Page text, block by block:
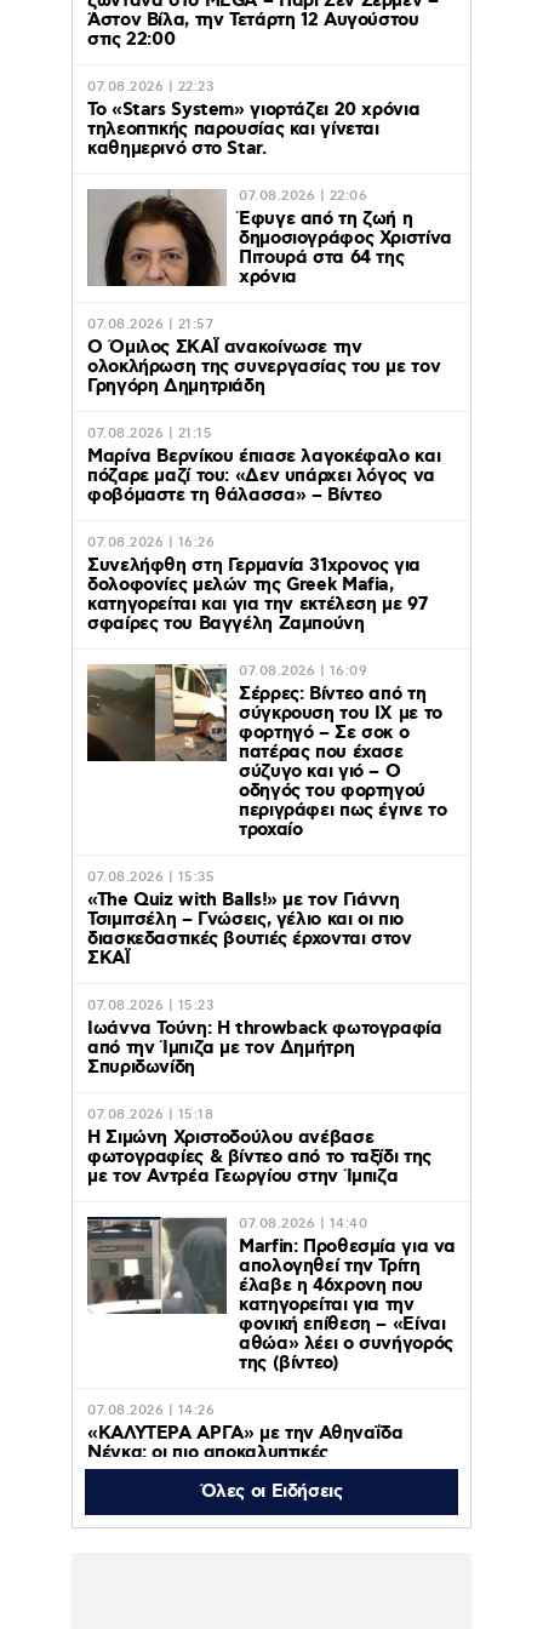
Άστον Βίλα, την Τετάρτη 12 Αυγούστου
στις 22:00
07.08.2026 | 22:23
Το «Stars System» γιορτάζει 20 χρόνια
τηλεοπτικής παρουσίας και γίνεται
καθημερινό στο Star.
07.08.2026 | 22:06
Έφυγε από τη ζωή η
δημοσιογράφος Χριστίνα
Πιτουρά στα 64 της
χρόνια
07.08.2026 | 21:57
Ο Όμιλος ΣΚΑΪ ανακοίνωσε την
ολοκλήρωση της συνεργασίας του με τον
Γρηγόρη Δημητριάδη
07.08.2026 | 21:15
Μαρίνα Βερνίκου έπιασε λαγοκέφαλο και
πόζαρε μαζί του: «Δεν υπάρχει λόγος να
φοβόμαστε τη θάλασσα» – Βίντεο
07.08.2026 | 16:26
Συνελήφθη στη Γερμανία 31χρονος για
δολοφονίες μελών της Greek Mafia,
κατηγορείται και για την εκτέλεση με 97
σφαίρες του Βαγγέλη Ζαμπούνη
07.08.2026 | 16:09
Σέρρες: Βίντεο από τη
σύγκρουση του ΙΧ με το
φορτηγό – Σε σοκ ο
πατέρας που έχασε
σύζυγο και γιό – Ο
οδηγός του φορτηγού
περιγράφει πως έγινε το
τροχαίο
07.08.2026 | 15:35
«The Quiz with Balls!» με τον Γιάννη
Τσιμιτσέλη – Γνώσεις, γέλιο και οι πιο
διασκεδαστικές βουτιές έρχονται στον
ΣΚΑΪ
07.08.2026 | 15:23
Ιωάννα Τούνη: Η throwback φωτογραφία
από την Ίμπιζα με τον Δημήτρη
Σπυριδωνίδη
07.08.2026 | 15:18
Η Σιμώνη Χριστοδούλου ανέβασε
φωτογραφίες & βίντεο από το ταξίδι της
με τον Αντρέα Γεωργίου στην Ίμπιζα
07.08.2026 | 14:40
Marfin: Προθεσμία για να
απολογηθεί την Τρίτη
έλαβε η 46χρονη που
κατηγορείται για την
φονική επίθεση – «Είναι
αθώα» λέει ο συνήγορός
της (βίντεο)
07.08.2026 | 14:26
«ΚΑΛΥΤΕΡΑ ΑΡΓΑ» με την Αθηναΐδα
Νέγκα: οι πιο αποκαλυπτικές
μεταμεσονύχτιες συνεντεύξεις
επιστρέφουν στο ACTION 24
Όλες οι Ειδήσεις